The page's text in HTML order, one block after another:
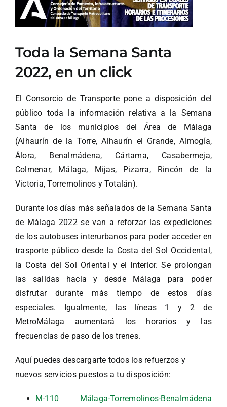
Toda la Semana Santa
2022, en un click
El Consorcio de Transporte pone a disposición del
público toda la información relativa a la Semana
Santa de los municipios del Área de Málaga
(Alhaurín de la Torre, Alhaurín el Grande, Almogía,
Álora, Benalmádena, Cártama, Casabermeja,
Colmenar, Málaga, Mijas, Pizarra, Rincón de la
Victoria, Torremolinos y Totalán).
Durante los días más señalados de la Semana Santa
de Málaga 2022 se van a reforzar las expediciones
de los autobuses interurbanos para poder acceder en
trasporte público desde la Costa del Sol Occidental,
la Costa del Sol Oriental y el Interior. Se prolongan
las salidas hacia y desde Málaga para poder
disfrutar durante más tiempo de estos días
especiales. Igualmente, las líneas 1 y 2 de
MetroMálaga aumentará los horarios y las
frecuencias de paso de los trenes.
Aquí puedes descargarte todos los refuerzos y
nuevos servicios puestos a tu disposición:
M-110 Málaga-Torremolinos-Benalmádena